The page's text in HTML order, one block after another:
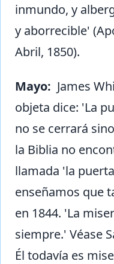
inmundo, y
y aborrecible'
Abril, 1850).
Mayo: James
objeta dice: 'La
no se cerrará
la Biblia no
llamada 'la
enseñamos que
en 1844. 'La
siempre.' Véase
Él todavía es